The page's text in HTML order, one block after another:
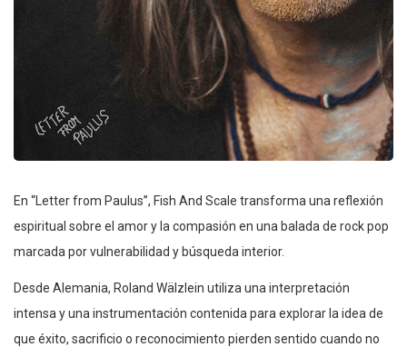
En “Letter from Paulus”, Fish And Scale transforma una reflexión
espiritual sobre el amor y la compasión en una balada de rock pop
marcada por vulnerabilidad y búsqueda interior.
Desde Alemania, Roland Wälzlein utiliza una interpretación
intensa y una instrumentación contenida para explorar la idea de
que éxito, sacrificio o reconocimiento pierden sentido cuando no